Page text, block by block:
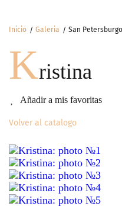
Inicio Galeria San
Kristina
Añadir a mis favoritas
Volver al catalogo